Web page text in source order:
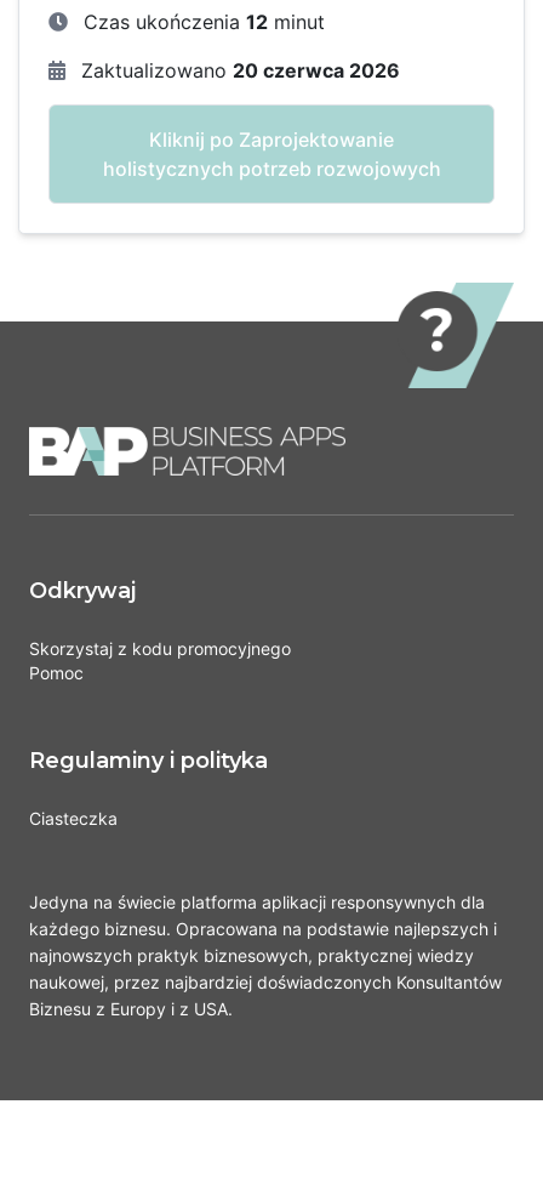
Czas ukończenia 12 minut
Zaktualizowano 20 czerwca 2026
Kliknij po Zaprojektowanie
holistycznych potrzeb rozwojowych
Odkrywaj
Skorzystaj z kodu promocyjnego
Pomoc
Regulaminy i polityka
Ciasteczka
Jedyna na świecie platforma aplikacji responsywnych dla
każdego biznesu. Opracowana na podstawie najlepszych i
najnowszych praktyk biznesowych, praktycznej wiedzy
naukowej, przez najbardziej doświadczonych Konsultantów
Biznesu z Europy i z USA.